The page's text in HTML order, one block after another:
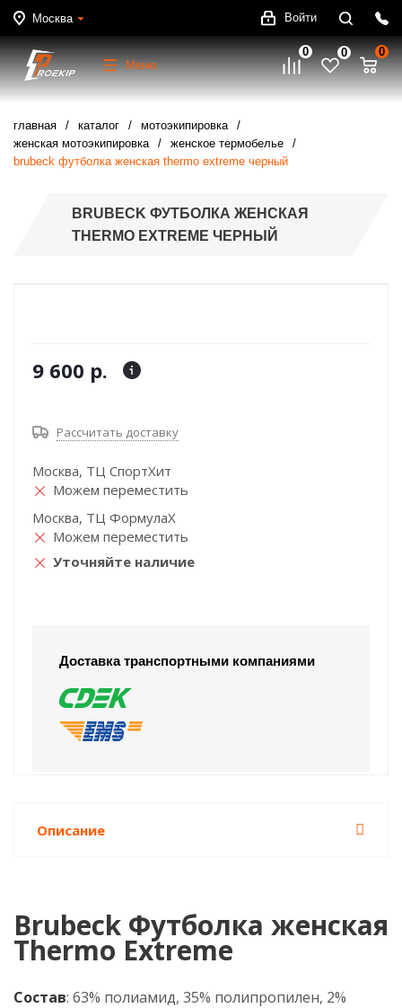
Москва Войти
Меню
0 0 0
главная каталог
мотоэкипировка
женская мотоэкипировка
женское термобелье
brubeck футболка женская thermo extreme черный
BRUBECK ФУТБОЛКА ЖЕНСКАЯ
THERMO EXTREME ЧЕРНЫЙ
9 600 р.
Рассчитать доставку
Москва, ТЦ СпортХит
Можем переместить
Москва, ТЦ ФормулаХ
Можем переместить
Уточняйте наличие
Доставка транспортными компаниями
Описание
Brubeck Футболка женская
Thermo Extreme
Состав: 63% полиамид, 35% полипропилен, 2%